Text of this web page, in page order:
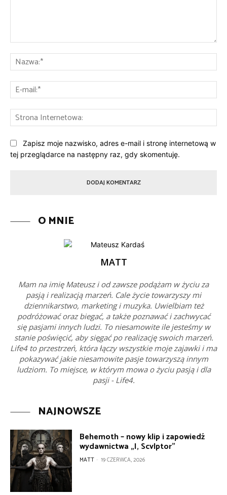
Zapisz moje nazwisko, adres e-mail i stronę internetową w
tej przeglądarce na następny raz, gdy skomentuję.
O MNIE
MATT
Mam na imię Mateusz i od zawsze podążam w życiu za
pasją i realizacją marzeń. Cale życie towarzyszy mi
dziennikarstwo, marketing i muzyka. Uwielbiam też
podróżować oraz biegać, a także poznawać i zachwycać
się pasjami innych ludzi. To niesamowite ile jesteśmy w
stanie poświęcić, aby sięgać po realizację swoich marzeń.
Life4 to przestrzeń, która łączy wszystkie moje zajawki i ma
pokazywać jakie niesamowite pasje towarzyszą innym
ludziom. To miejsce, w którym mowa o życiu pasją i dla
pasji - Life4.
NAJNOWSZE
Behemoth – nowy klip i zapowiedź
wydawnictwa „I, Scvlptor”
MATT - 19 CZERWCA, 2026